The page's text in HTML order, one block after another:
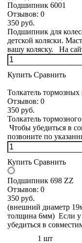
Подшипник 6001
Отзывов: 0
350 руб.
Подшипник для
детской коляски.
вашу коляску. На
Купить Сравнить
Толкатель
Отзывов: 0
350 руб.
Толкатель
Чтобы убедиться в
позвоните по
Купить Сравнить
Подшипник 698 ZZ
Отзывов: 0
350 руб.
(внешний диаметр
толщина 6мм) Если у
убедиться в
1 шт